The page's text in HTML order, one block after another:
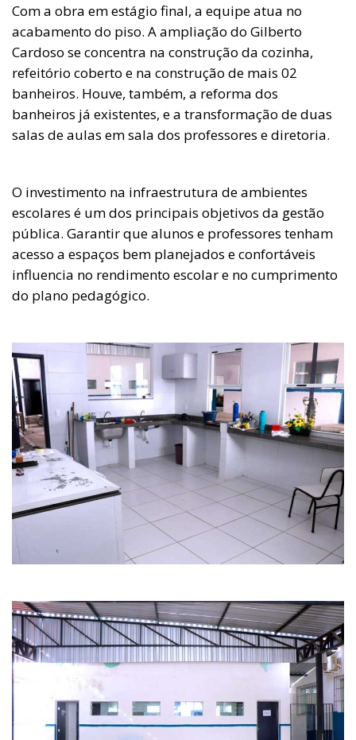
Com a obra em estágio final, a equipe atua no
acabamento do piso. A ampliação do Gilberto
Cardoso se concentra na construção da cozinha,
refeitório coberto e na construção de mais 02
banheiros. Houve, também, a reforma dos
banheiros já existentes, e a transformação de duas
salas de aulas em sala dos professores e diretoria.
O investimento na infraestrutura de ambientes
escolares é um dos principais objetivos da gestão
pública. Garantir que alunos e professores tenham
acesso a espaços bem planejados e confortáveis
influencia no rendimento escolar e no cumprimento
do plano pedagógico.